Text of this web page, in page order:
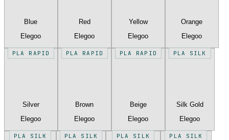
Blue
Elegoo
Red
Elegoo
Yellow
Elegoo
Orange
Elegoo
PLA RAPID
Silver
Elegoo
PLA RAPID
Brown
Elegoo
PLA RAPID
Beige
Elegoo
PLA SILK
Silk Gold
Elegoo
PLA SILK PLA SILK PLA SILK PLA SILK